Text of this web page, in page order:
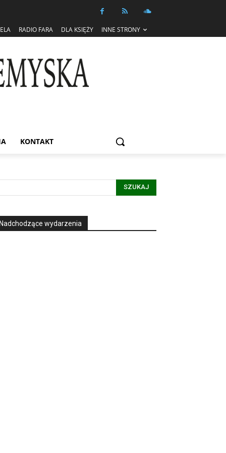
RADIO FARA DLA KSIĘŻY INNE STRONY
KONTAKT
SZUKAJ
Nadchodzące wydarzenia